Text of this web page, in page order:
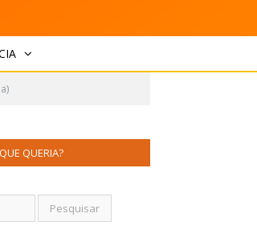
QUERIA?